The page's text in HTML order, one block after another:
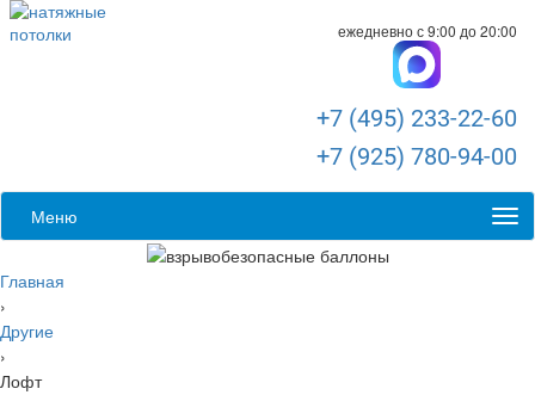
ежедневно с 9:00 до 20:00
+7 (495) 233-22-60
+7 (925) 780-94-00
Меню
Главная
›
Другие
›
Лофт